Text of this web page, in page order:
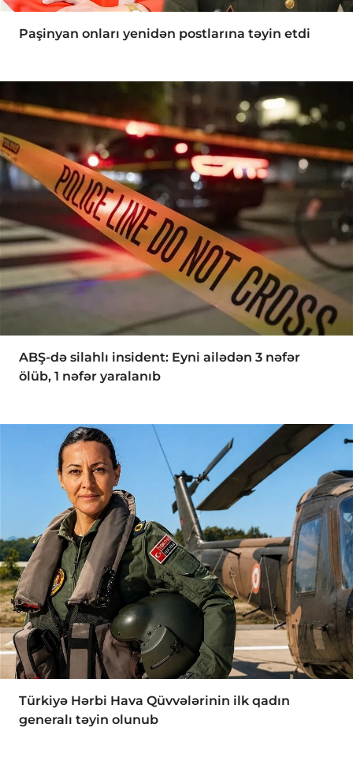
Paşinyan onları yenidən postlarına təyin etdi
ABŞ-də silahlı insident: Eyni ailədən 3 nəfər
ölüb, 1 nəfər yaralanıb
Türkiyə Hərbi Hava Qüvvələrinin ilk qadın
generalı təyin olunub